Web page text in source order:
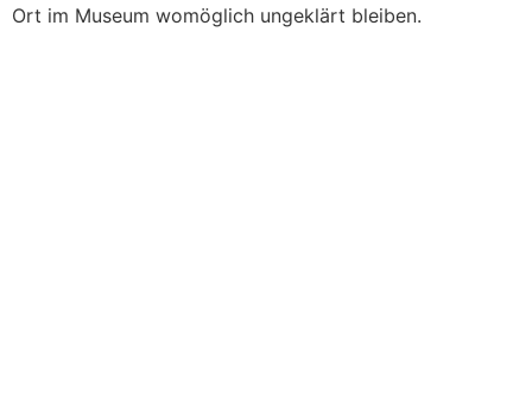
Ort im Museum womöglich ungeklärt bleiben.